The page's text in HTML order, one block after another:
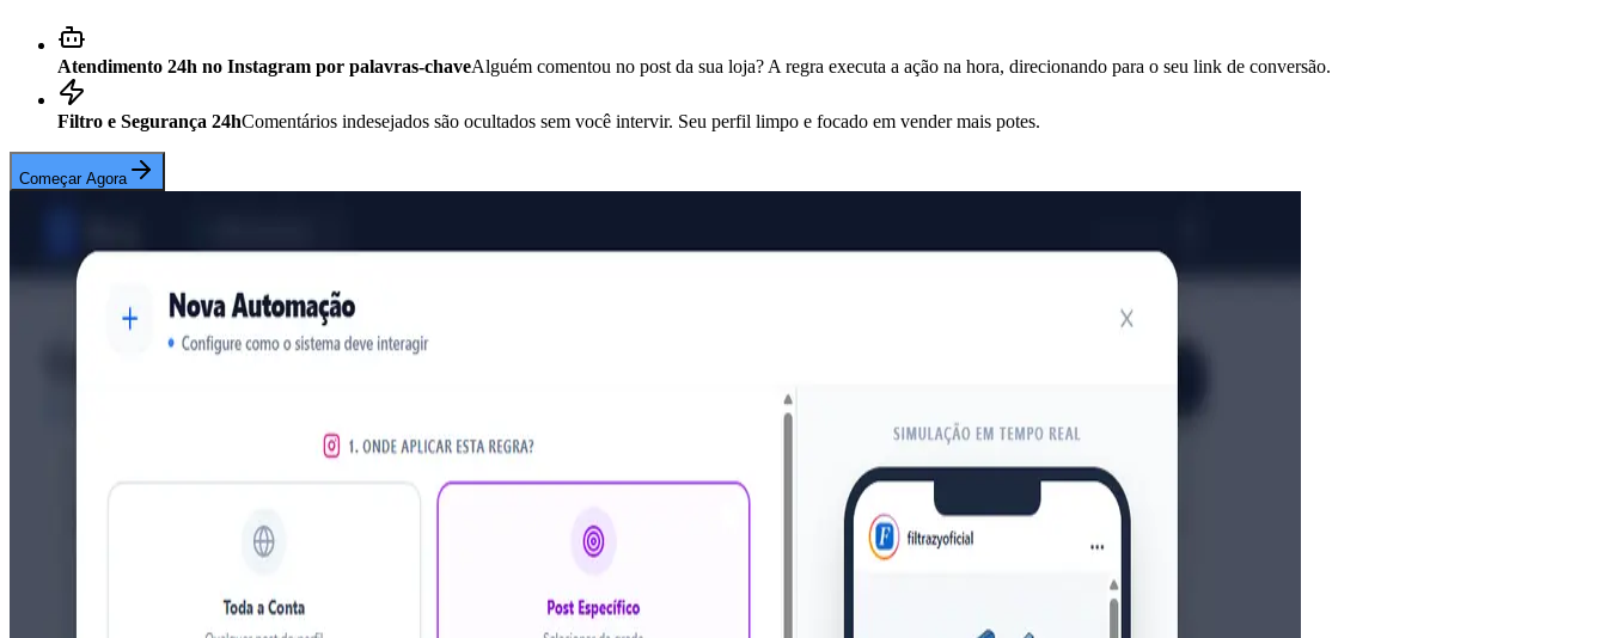
Atendimento 24h no Instagram por palavras-chaveAlguém comentou no post da sua loja? A regra executa a ação na hora, direcionando para o seu link de conversão.
Filtro e Segurança 24hComentários indesejados são ocultados sem você intervir. Seu perfil limpo e focado em vender mais potes.
Começar Agora